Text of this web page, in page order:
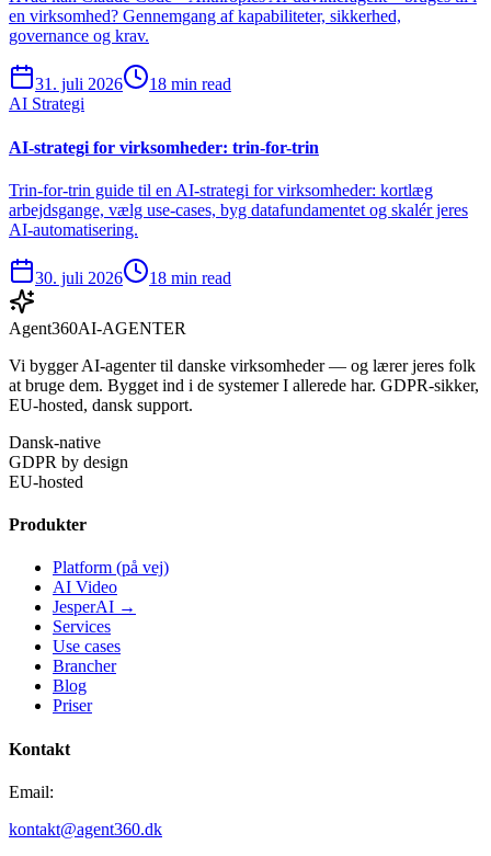
en virksomhed? Gennemgang af kapabiliteter, sikkerhed,
governance og krav.
31. juli 2026
18 min read
AI Strategi
AI-strategi for virksomheder: trin-for-trin
Trin-for-trin guide til en AI-strategi for virksomheder: kortlæg
arbejdsgange, vælg use-cases, byg datafundamentet og skalér jeres
AI-automatisering.
30. juli 2026 18 min read
Agent360AI-AGENTER
Vi bygger AI-agenter til danske virksomheder — og lærer jeres folk
at bruge dem. Bygget ind i de systemer I allerede har. GDPR-sikker,
EU-hosted, dansk support.
Dansk-native
GDPR by design
EU-hosted
Produkter
Platform (på vej)
AI Video
JesperAI →
Services
Use cases
Brancher
Blog
Priser
Kontakt
Email:
kontakt@agent360.dk